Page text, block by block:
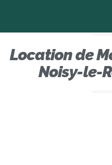
Location de
Noisy-le-